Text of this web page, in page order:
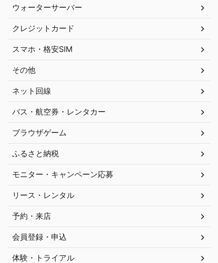
ウォーターサーバー
クレジットカード
スマホ・格安SIM
その他
ネット回線
バス・航空券・レンタカー
ブラウザゲーム
ふるさと納税
モニター・キャンペーン応募
リース・レンタル
予約・来店
会員登録・申込
体験・トライアル